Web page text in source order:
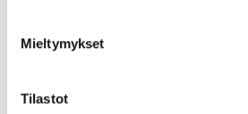
Mieltymykset
Tilastot